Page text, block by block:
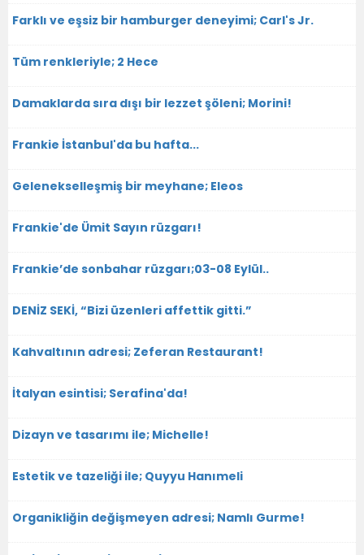
Farklı ve eşsiz bir hamburger deneyimi; Carl's Jr.
Tüm renkleriyle; 2 Hece
Damaklarda sıra dışı bir lezzet şöleni; Morini!
Frankie İstanbul'da bu hafta...
Gelenekselleşmiş bir meyhane; Eleos
Frankie'de Ümit Sayın rüzgarı!
Frankie’de sonbahar rüzgarı;03-08 Eylül..
DENİZ SEKİ, “Bizi üzenleri affettik gitti.”
Kahvaltının adresi; Zeferan Restaurant!
İtalyan esintisi; Serafina'da!
Dizayn ve tasarımı ile; Michelle!
Estetik ve tazeliği ile; Quyyu Hanımeli
Organikliğin değişmeyen adresi; Namlı Gurme!